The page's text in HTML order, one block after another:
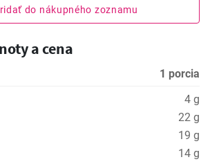
do nákupného zoznamu
a cena
1 porcia
4 g
22 g
19 g
14 g